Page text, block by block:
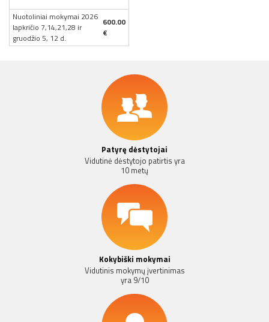
Nuotoliniai mokymai 2026
lapkričio 7,14,21,28 ir
gruodžio 5, 12 d.
600.00
€
Patyrę dėstytojai
Vidutinė dėstytojo patirtis yra
10 metų
Kokybiški mokymai
Vidutinis mokymų įvertinimas
yra 9/10